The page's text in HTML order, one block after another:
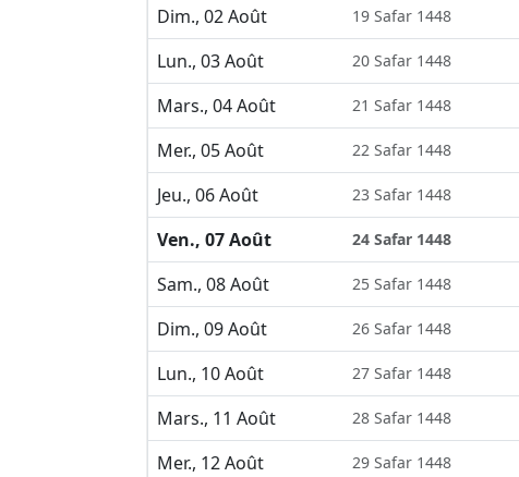
Dim., 02 Août
19 Safar 1448
Lun., 03 Août
20 Safar 1448
Mars., 04 Août
21 Safar 1448
Mer., 05 Août
22 Safar 1448
Jeu., 06 Août
23 Safar 1448
Ven., 07 Août
24 Safar 1448
Sam., 08 Août
25 Safar 1448
Dim., 09 Août
26 Safar 1448
Lun., 10 Août
27 Safar 1448
Mars., 11 Août
28 Safar 1448
Mer., 12 Août
29 Safar 1448